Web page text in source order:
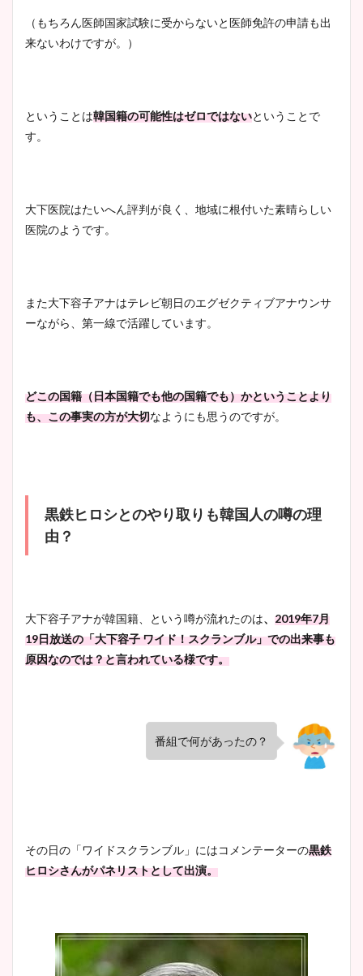
（もちろん医師国家試験に受からないと医師免許の申請も出
来ないわけですが。）
ということは韓国籍の可能性はゼロではないということで
す。
大下医院はたいへん評判が良く、地域に根付いた素晴らしい
医院のようです。
また大下容子アナはテレビ朝日のエグゼクティブアナウンサ
ーながら、第一線で活躍しています。
どこの国籍（日本国籍でも他の国籍でも）かということより
も、この事実の方が大切なようにも思うのですが。
黒鉄ヒロシとのやり取りも韓国人の噂の理
由？
大下容子アナが韓国籍、という噂が流れたのは、 2019年7月
19日放送の「大下容子 ワイド！スクランブル」での出来事も
原因なのでは？と言われている様です。
番組で何があったの？
その日の「ワイドスクランブル」にはコメンテーターの黒鉄
ヒロシさんがパネリストとして出演。